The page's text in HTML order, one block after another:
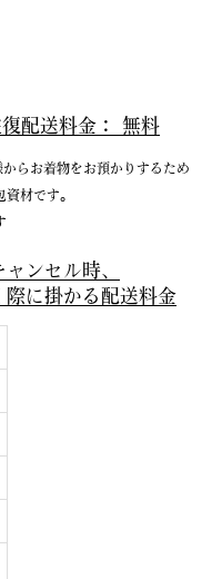
配送料金： 無料
らお着物をお預かりするため
材です。
ンセル時、
に掛かる配送料金